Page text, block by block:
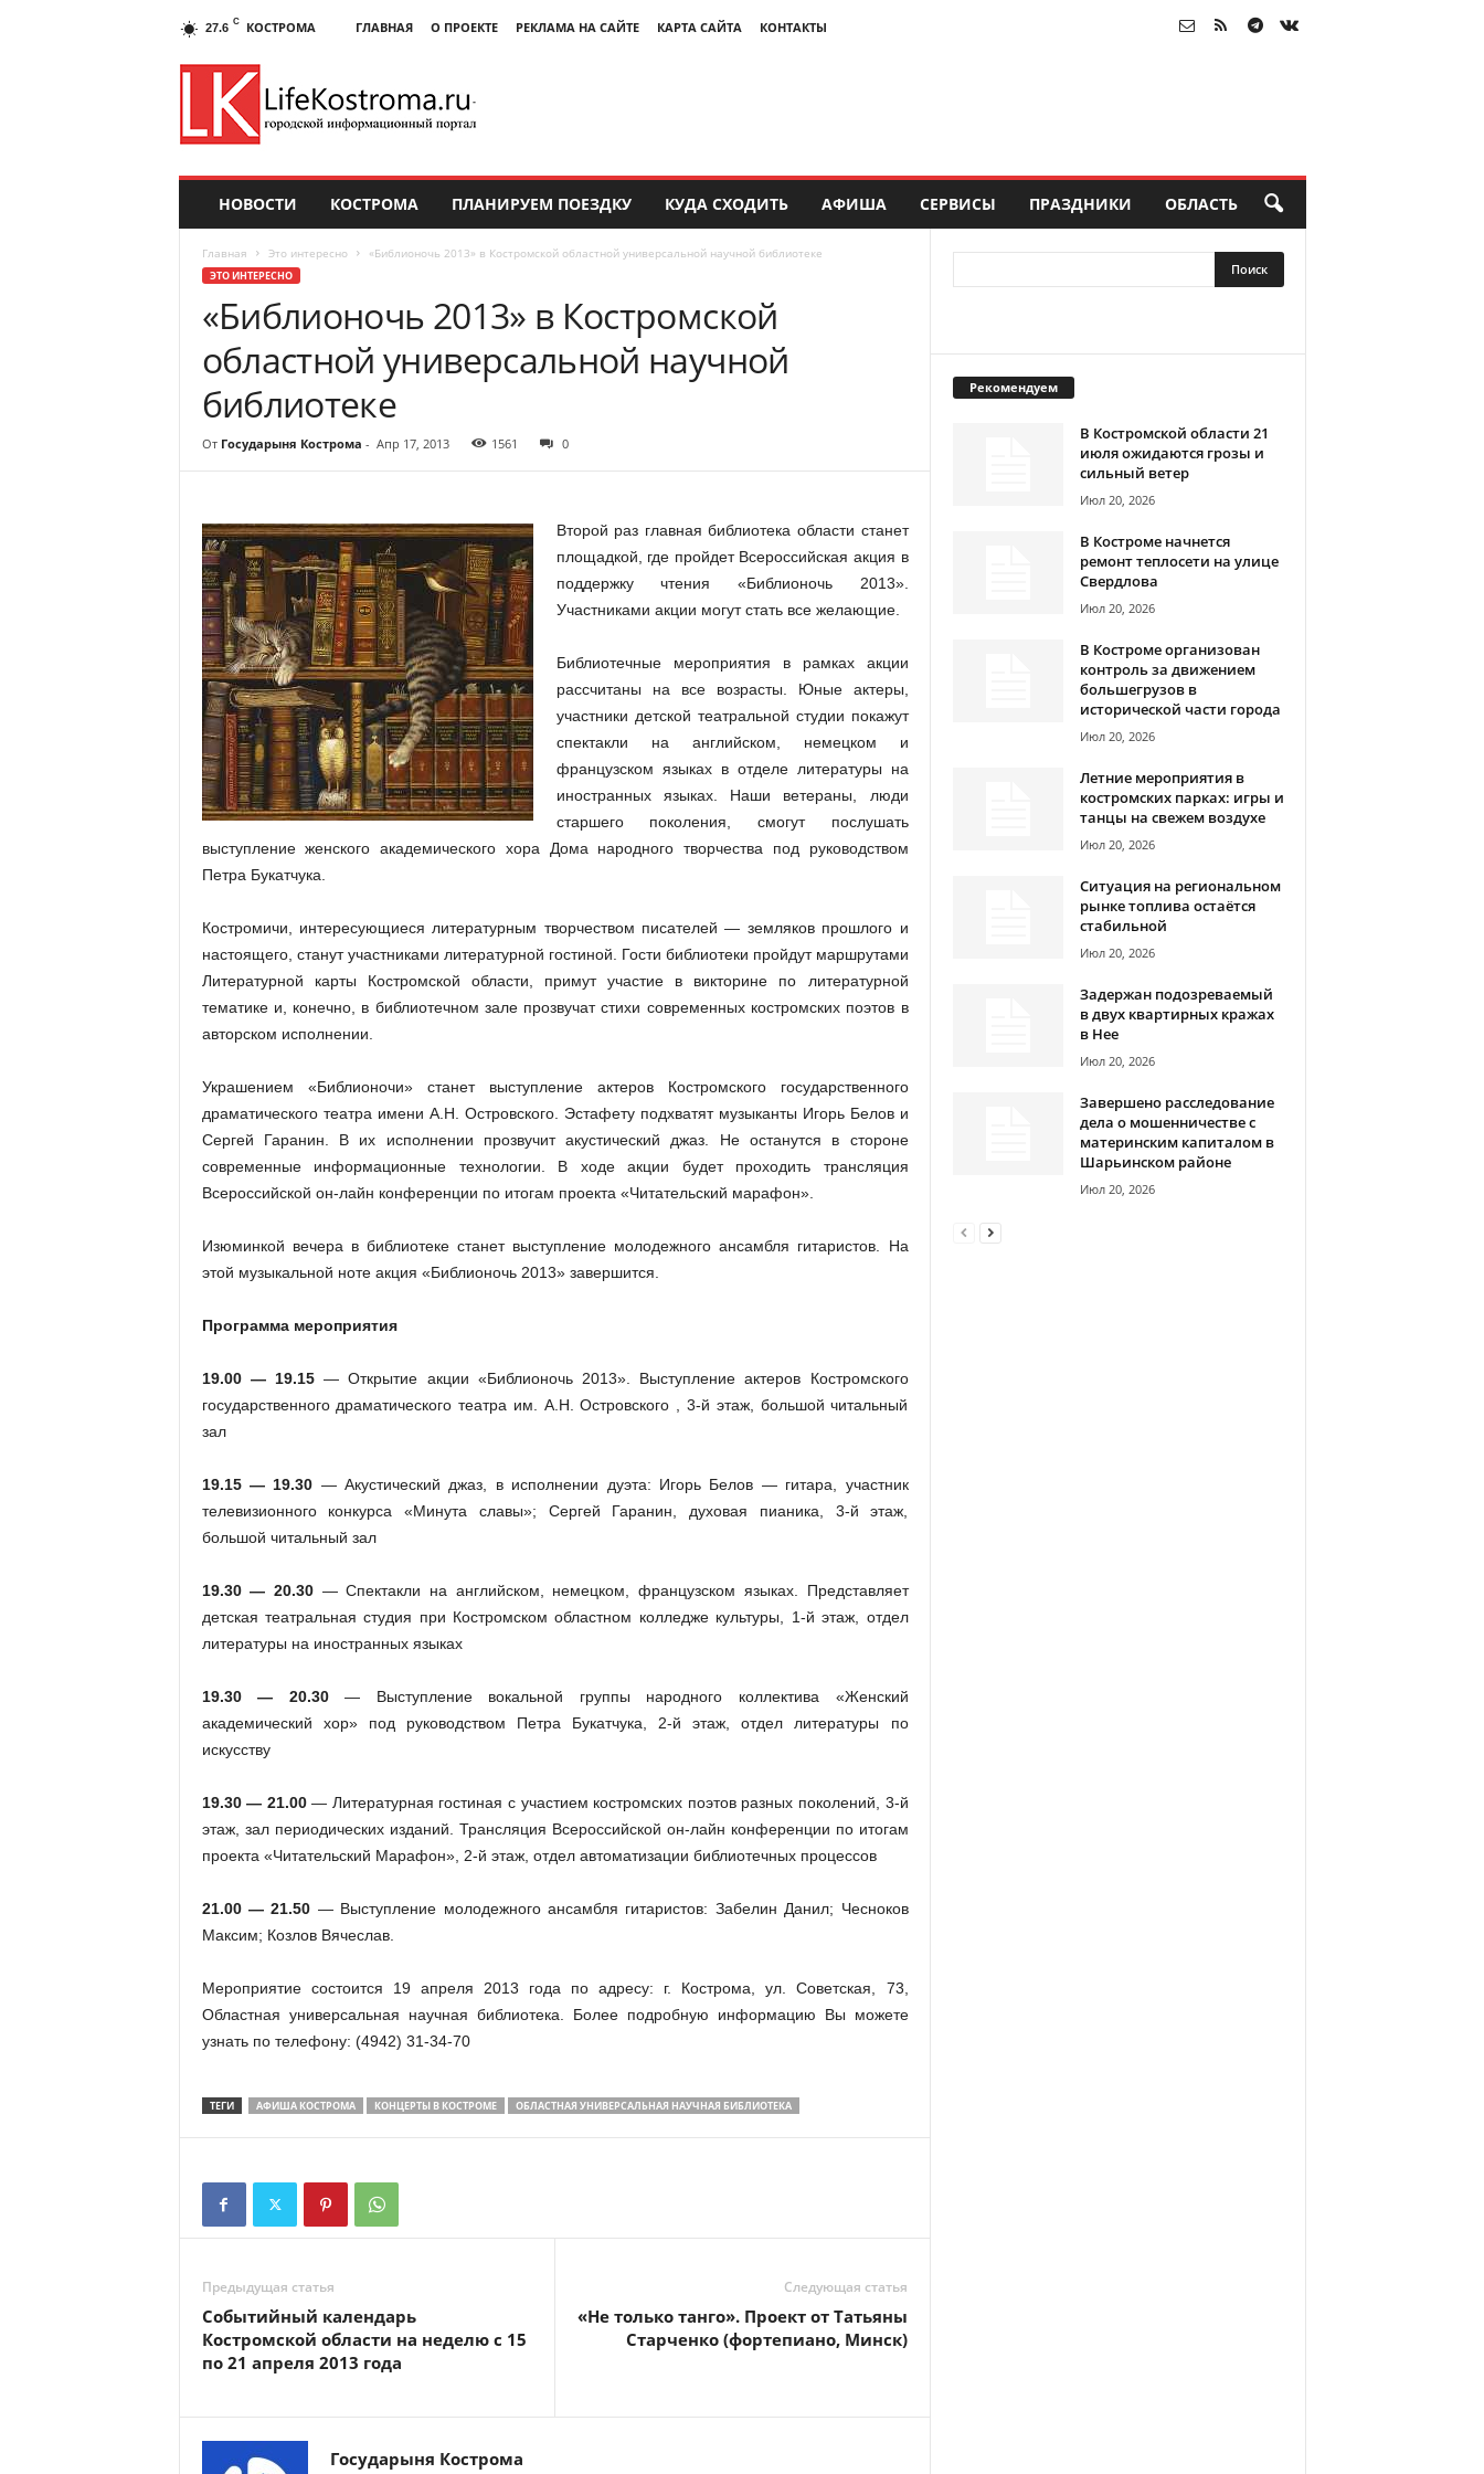
27.6 C КОСТРОМА ГЛАВНАЯ О ПРОЕКТЕ РЕКЛАМА НА САЙТЕ КАРТА САЙТА КОНТАКТЫ
НОВОСТИ КОСТРОМА ПЛАНИРУЕМ ПОЕЗДКУ КУДА СХОДИТЬ АФИША СЕРВИСЫ ПРАЗДНИКИ ОБЛАСТЬ
Главная Это интересно «Библионочь 2013» в Костромской областной универсальной научной библиотеке
ЭТО ИНТЕРЕСНО
«Библионочь 2013» в Костромской
областной универсальной научной
библиотеке
От Государыня Кострома - Апр 17, 2013 1561 0
Второй раз главная библиотека области станет
площадкой, где пройдет Всероссийская акция в
поддержку чтения «Библионочь 2013».
Участниками акции могут стать все желающие.
Библиотечные мероприятия в рамках акции
рассчитаны на все возрасты. Юные актеры,
участники детской театральной студии покажут
спектакли на английском, немецком и
французском языках в отделе литературы на
иностранных языках. Наши ветераны, люди
старшего поколения, смогут послушать
выступление женского академического хора Дома народного творчества под руководством
Петра Букатчука.
Костромичи, интересующиеся литературным творчеством писателей — земляков прошлого и
настоящего, станут участниками литературной гостиной. Гости библиотеки пройдут маршрутами
Литературной карты Костромской области, примут участие в викторине по литературной
тематике и, конечно, в библиотечном зале прозвучат стихи современных костромских поэтов в
авторском исполнении.
Украшением «Библионочи» станет выступление актеров Костромского государственного
драматического театра имени А.Н. Островского. Эстафету подхватят музыканты Игорь Белов и
Сергей Гаранин. В их исполнении прозвучит акустический джаз. Не останутся в стороне
современные информационные технологии. В ходе акции будет проходить трансляция
Всероссийской он-лайн конференции по итогам проекта «Читательский марафон».
Изюминкой вечера в библиотеке станет выступление молодежного ансамбля гитаристов. На
этой музыкальной ноте акция «Библионочь 2013» завершится.
Программа мероприятия
19.00 — 19.15— Открытие акции «Библионочь 2013». Выступление актеров Костромского
государственного драматического театра им. А.Н. Островского , 3-й этаж, большой читальный
зал
19.15 — 19.30 — Акустический джаз, в исполнении дуэта: Игорь Белов — гитара, участник
телевизионного конкурса «Минута славы»; Сергей Гаранин, духовая пианика, 3-й этаж,
большой читальный зал
19.30 — 20.30— Спектакли на английском, немецком, французском языках. Представляет
детская театральная студия при Костромском областном колледже культуры, 1-й этаж, отдел
литературы на иностранных языках
19.30 — 20.30— Выступление вокальной группы народного коллектива «Женский
академический хор» под руководством Петра Букатчука, 2-й этаж, отдел литературы по
искусству
19.30 — 21.00— Литературная гостиная с участием костромских поэтов разных поколений, 3-й
этаж, зал периодических изданий. Трансляция Всероссийской он-лайн конференции по итогам
проекта «Читательский Марафон», 2-й этаж, отдел автоматизации библиотечных процессов
21.00 — 21.50 — Выступление молодежного ансамбля гитаристов: Забелин Данил; Чесноков
Максим; Козлов Вячеслав.
Мероприятие состоится 19 апреля 2013 года по адресу: г. Кострома, ул. Советская, 73,
Областная универсальная научная библиотека. Более подробную информацию Вы можете
узнать по телефону: (4942) 31-34-70
ТЕГИ АФИША КОСТРОМА КОНЦЕРТЫ В КОСТРОМЕ ОБЛАСТНАЯ УНИВЕРСАЛЬНАЯ НАУЧНАЯ БИБЛИОТЕКА
Предыдущая статья
Событийный календарь
Костромской области на неделю с 15
по 21 апреля 2013 года
Следующая статья
«Не только танго». Проект от Татьяны
Старченко (фортепиано, Минск)
Государыня Кострома
Рекомендуем
В Костромской области 21
июля ожидаются грозы и
сильный ветер
Июл 20, 2026
В Костроме начнется
ремонт теплосети на улице
Свердлова
Июл 20, 2026
В Костроме организован
контроль за движением
большегрузов в
исторической части города
Июл 20, 2026
Летние мероприятия в
костромских парках: игры и
танцы на свежем воздухе
Июл 20, 2026
Ситуация на региональном
рынке топлива остаётся
стабильной
Июл 20, 2026
Задержан подозреваемый
в двух квартирных кражах
в Нее
Июл 20, 2026
Завершено расследование
дела о мошенничестве с
материнским капиталом в
Шарьинском районе
Июл 20, 2026